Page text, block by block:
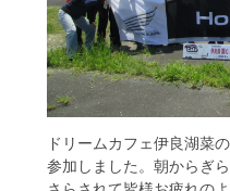
ドリームカフェ伊良湖菜
参加しました。朝からぎ